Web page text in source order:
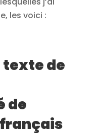
les voici :
texte de
de